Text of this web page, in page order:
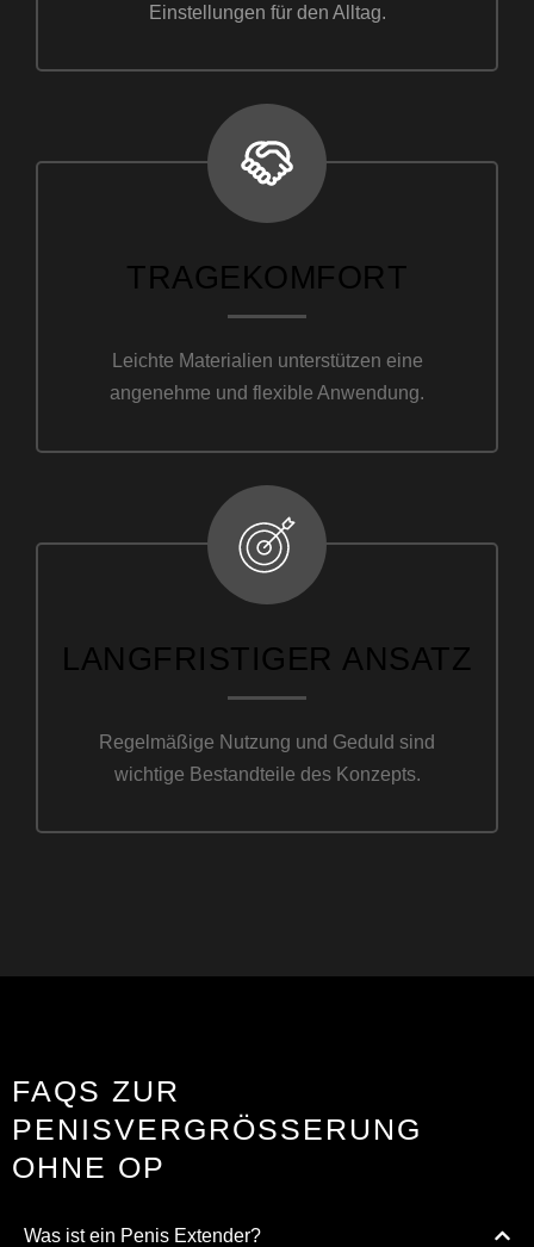
Einstellungen für den Alltag.
TRAGEKOMFORT
Leichte Materialien unterstützen eine
angenehme und flexible Anwendung.
LANGFRISTIGER ANSATZ
Regelmäßige Nutzung und Geduld sind
wichtige Bestandteile des Konzepts.
FAQS ZUR
PENISVERGRÖSSERUNG O
HNE OP
Was ist ein Penis Extender?